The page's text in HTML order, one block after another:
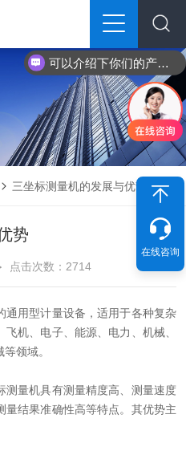
三坐标测量机的发展与优势
势
点击次数：2714
通用型计量设备，适用于各种复杂
机、电子、能源、电力、机械、
领域。
量机具有测量精度高、测量速度
量结果准确性高等特点。其优势主
在线咨询
可以介绍下你们的产品么？